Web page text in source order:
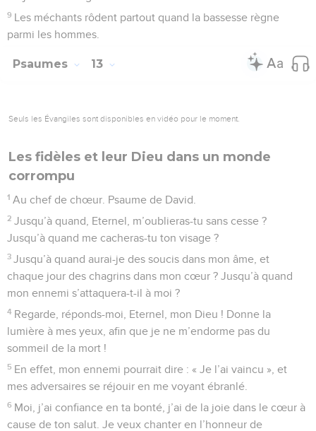
9 Les méchants rôdent partout quand la bassesse règne
parmi les hommes.
Psaumes 13
Seuls les Évangiles sont disponibles en vidéo pour le moment.
Les fidèles et leur Dieu dans un monde
corrompu
1 Au chef de chœur. Psaume de David.
2 Jusqu’à quand, Eternel, m’oublieras-tu sans cesse ?
Jusqu’à quand me cacheras-tu ton visage ?
3 Jusqu’à quand aurai-je des soucis dans mon âme, et
chaque jour des chagrins dans mon cœur ? Jusqu’à quand
mon ennemi s’attaquera-t-il à moi ?
4 Regarde, réponds-moi, Eternel, mon Dieu ! Donne la
lumière à mes yeux, afin que je ne m’endorme pas du
sommeil de la mort !
5 En effet, mon ennemi pourrait dire : « Je l’ai vaincu », et
mes adversaires se réjouir en me voyant ébranlé.
6 Moi, j’ai confiance en ta bonté, j’ai de la joie dans le cœur à
cause de ton salut. Je veux chanter en l’honneur de